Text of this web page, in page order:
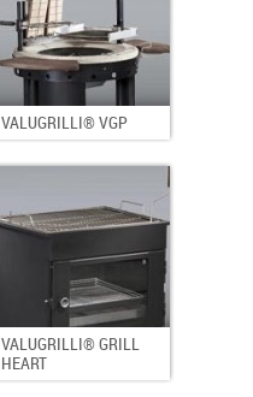
VALUGRILLI® VGP
VALUGRILLI® GRILL
HEART